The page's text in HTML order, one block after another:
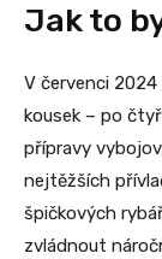
Jak to
V červenci
kousek – po
přípravy
nejtěžších
špičkových
zvládnout